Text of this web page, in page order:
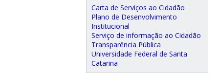
Carta de Serviços ao Cidadão
Plano de Desenvolvimento
Institucional
Serviço de informação ao Cidadão
Transparência Pública
Universidade Federal de Santa
Catarina